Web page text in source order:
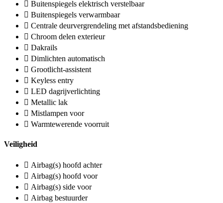
Buitenspiegels elektrisch verstelbaar
Buitenspiegels verwarmbaar
Centrale deurvergrendeling met afstandsbediening
Chroom delen exterieur
Dakrails
Dimlichten automatisch
Grootlicht-assistent
Keyless entry
LED dagrijverlichting
Metallic lak
Mistlampen voor
Warmtewerende voorruit
Veiligheid
Airbag(s) hoofd achter
Airbag(s) hoofd voor
Airbag(s) side voor
Airbag bestuurder